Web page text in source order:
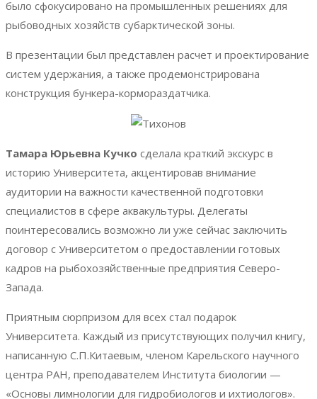
было сфокусировано на промышленных решениях для
рыбоводных хозяйств субарктической зоны.
В презентации был представлен расчет и проектирование
систем удержания, а также продемонстрирована
конструкция бункера-кормораздатчика.
Тамара Юрьевна Кучко сделала краткий экскурс в
историю Университета, акцентировав внимание
аудитории на важности качественной подготовки
специалистов в сфере аквакультуры. Делегаты
поинтересовались возможно ли уже сейчас заключить
договор с Университетом о предоставлении готовых
кадров на рыбохозяйственные предприятия Северо-
Запада.
Приятным сюрпризом для всех стал подарок
Университета. Каждый из присутствующих получил книгу,
написанную С.П.Китаевым, членом Карельского научного
центра РАН, преподавателем Института биологии —
«Основы лимнологии для гидробиологов и ихтиологов».